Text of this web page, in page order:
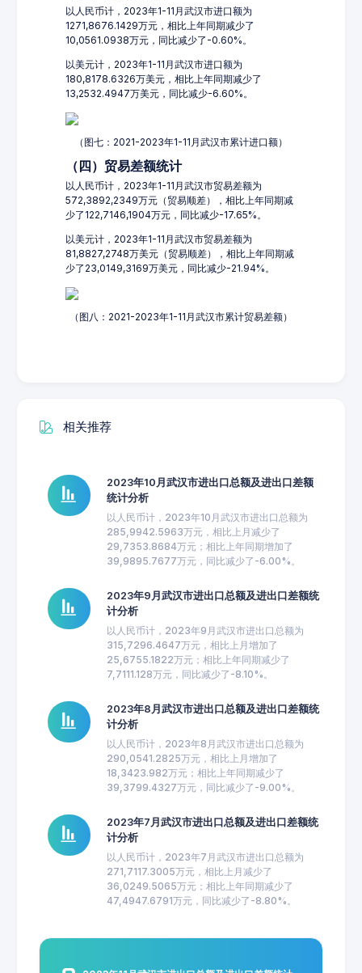
以人民币计，2023年1-11月武汉市进口额为
1271,8676.1429万元，相比上年同期减少了
10,0561.0938万元，同比减少了-0.60%。
以美元计，2023年1-11月武汉市进口额为
180,8178.6326万美元，相比上年同期减少了
13,2532.4947万美元，同比减少-6.60%。
（图七：2021-2023年1-11月武汉市累计进口额）
（四）贸易差额统计
以人民币计，2023年1-11月武汉市贸易差额为
572,3892,2349万元（贸易顺差），相比上年同期减
少了122,7146,1904万元，同比减少-17.65%。
以美元计，2023年1-11月武汉市贸易差额为
81,8827,2748万美元（贸易顺差），相比上年同期减
少了23,0149,3169万美元，同比减少-21.94%。
（图八：2021-2023年1-11月武汉市累计贸易差额）
相关推荐
2023年10月武汉市进出口总额及进出口差额
统计分析
以人民币计，2023年10月武汉市进出口总额为
285,9942.5963万元，相比上月减少了
29,7353.8684万元；相比上年同期增加了
39,9895.7677万元，同比减少了-6.00%。
2023年9月武汉市进出口总额及进出口差额统
计分析
以人民币计，2023年9月武汉市进出口总额为
315,7296.4647万元，相比上月增加了
25,6755.1822万元；相比上年同期减少了
7,7111.128万元，同比减少了-8.10%。
2023年8月武汉市进出口总额及进出口差额统
计分析
以人民币计，2023年8月武汉市进出口总额为
290,0541.2825万元，相比上月增加了
18,3423.982万元；相比上年同期减少了
39,3799.4327万元，同比减少了-9.00%。
2023年7月武汉市进出口总额及进出口差额统
计分析
以人民币计，2023年7月武汉市进出口总额为
271,7117.3005万元，相比上月减少了
36,0249.5065万元；相比上年同期减少了
47,4947.6791万元，同比减少了-8.80%。